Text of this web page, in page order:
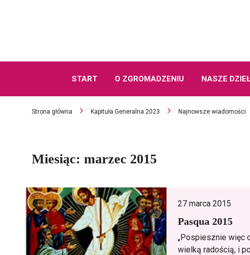
START O ZGROMADZENIU NASZE
Strona główna Kapituła Generalna 2023 Najnowsze wiadomości
Miesiąc: marzec 2015
27 marca 2015
Pasqua 2015
„Pospiesznie więc
wielką radością, i